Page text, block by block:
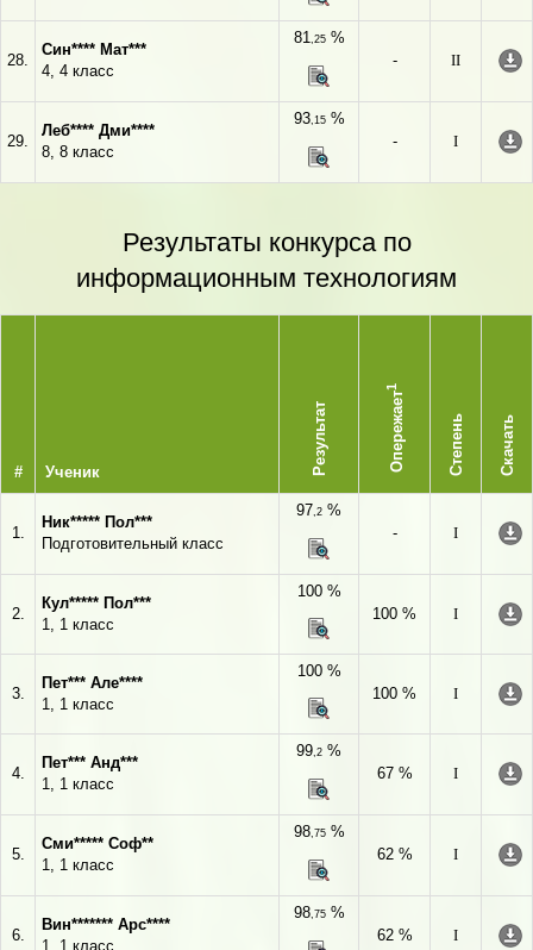
28.
Син**** Мат***
4, 4 класс
81,25%
-
II
29.
Леб**** Дми****
8, 8 класс
93,15%
-
I
Результаты конкурса по
информационным технологиям
# Ученик Результат Опережает
1
Степень Скачать
1.
Ник***** Пол***
Подготовительный класс
97,2 %
-
I
2.
Кул***** Пол***
1, 1 класс
100 %
100 %
I
3.
Пет*** Але****
1, 1 класс
100 %
100 %
I
4.
Пет*** Анд***
1, 1 класс
99,2 %
67 %
I
5.
Сми***** Соф**
1, 1 класс
98,75%
62 %
I
6.
Вин******* Арс****
1, 1 класс
98,75%
62 %
I